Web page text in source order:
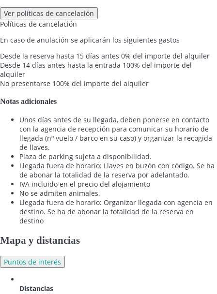
Ver políticas de cancelación
Políticas de cancelación
En caso de anulación se aplicarán los siguientes gastos
Desde la reserva hasta 15 días antes 0% del importe del alquiler
Desde 14 días antes hasta la entrada 100% del importe del
alquiler
No presentarse 100% del importe del alquiler
Notas adicionales
Unos días antes de su llegada, deben ponerse en contacto
con la agencia de recepción para comunicar su horario de
llegada (nº vuelo / barco en su caso) y organizar la recogida
de llaves.
Plaza de parking sujeta a disponibilidad.
Llegada fuera de horario: Llaves en buzón con código. Se ha
de abonar la totalidad de la reserva por adelantado.
IVA incluido en el precio del alojamiento
No se admiten animales.
Llegada fuera de horario: Organizar llegada con agencia en
destino. Se ha de abonar la totalidad de la reserva en
destino
Mapa y distancias
Puntos de interés
Distancias